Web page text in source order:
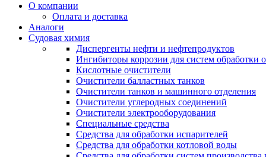
О компании
Оплата и доставка
Аналоги
Судовая химия
Диспергенты нефти и нефтепродуктов
Ингибиторы коррозии для систем
Кислотные очистители
Очистители балластных танков
Очистители танков и машинного отделения
Очистители углеродных соединений
Очистители электрооборудования
Специальные средства
Средства для обработки испарителей
Средства для обработки котловой воды